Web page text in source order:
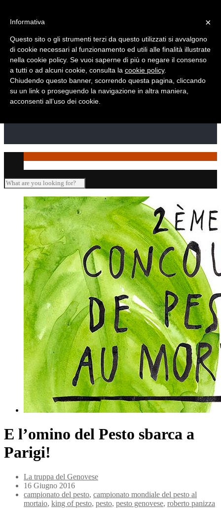
E l’omino del Pesto sbarca a
Parigi!
La truppa del Genovese
16 Giugno 2016
campionato del pesto, campionato mondiale del pesto al
mortaio, king of pesto, pesto, pesto genovese, roberto panizza
×
Informativa
Questo sito o gli strumenti terzi da questo utilizzati si avvalgono
di cookie necessari al funzionamento ed utili alle finalità illustrate
nella cookie policy. Se vuoi saperne di più o negare il consenso
a tutti o ad alcuni cookie, consulta la cookie policy.
Chiudendo questo banner, scorrendo questa pagina, cliccando
su un link o proseguendo la navigazione in altra maniera,
acconsenti all’uso dei cookie.